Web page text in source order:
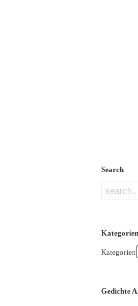
Search
Kategorien
Kategorien
Gedichte